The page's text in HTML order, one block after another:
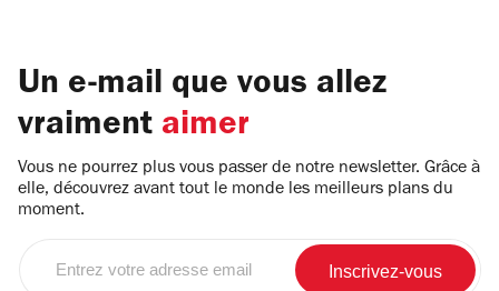
Un e-mail que vous allez
vraiment aimer
Vous ne pourrez plus vous passer de notre newsletter. Grâce à
elle, découvrez avant tout le monde les meilleurs plans du
moment.